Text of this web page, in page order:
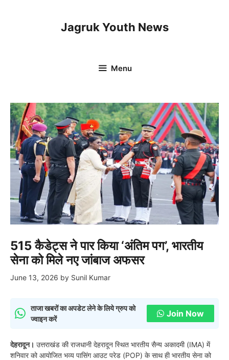
Jagruk Youth News
Menu
515 कैडेट्स ने पार किया ‘अंतिम पग’, भारतीय
सेना को मिले नए जांबाज अफसर
June 13, 2026 by Sunil Kumar
ताजा खबरों का अपडेट लेने के लिये ग्रुप को
ज्वाइन करें
Join Now
देहरादून। उत्तराखंड की राजधानी देहरादून स्थित भारतीय सैन्य अकादमी (IMA) में
शनिवार को आयोजित भव्य पासिंग आउट परेड (POP) के साथ ही भारतीय सेना को